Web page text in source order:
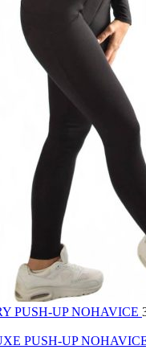
PUSH-UP NOHAVICE